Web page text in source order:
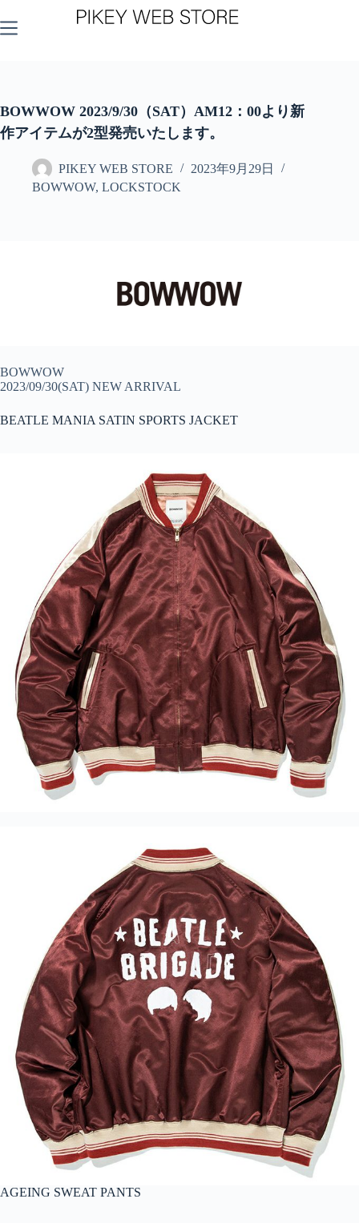
ン
ス
キ
ッ
BOWWOW 2023/9/30（SAT）AM12：00より新
作アイテムが2型発売いたします。
PIKEY WEB STORE
2023年9月29日
BOWWOW, LOCKSTOCK
BOWWOW
2023/09/30(SAT) NEW ARRIVAL
BEATLE MANIA SATIN SPORTS JACKET
AGEING SWEAT PANTS